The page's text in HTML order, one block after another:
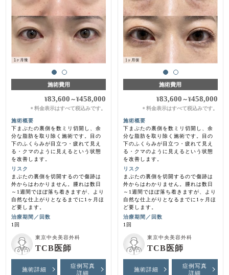
施術費用
¥83,600 ～¥458,000
＊料金表示はすべて税込みです。
施術概要
下まぶたの裏側を数ミリ切開し、余
分な脂肪を取り除く施術です。目の
下のふくらみが目立つ・疲れて見え
る・クマのように見えるという状態
を改善します。
リスク
まぶたの裏側を切開するので傷跡は
外からはわかりません。腫れは数日
～1週間でほぼ落ち着きますが、より
自然な仕上がりとなるまでに1ヶ月ほ
ど要します。
治療期間／回数
1回
東京中央美容外科
TCB医師
施術詳細
症例写真
詳細
施術費用
¥83,600 ～¥458,000
＊ 料金表示はすべて税込みです。
施術概要
下まぶたの裏側を数ミリ切開し、余
分な脂肪を取り除く施術です。目の
下のふくらみが目立つ・疲れて見え
る・クマのように見えるという状態
を改善します。
リスク
まぶたの裏側を切開するので傷跡は
外からはわかりません。腫れは数日
～1週間でほぼ落ち着きますが、より
自然な仕上がりとなるまでに1ヶ月ほ
ど要します。
治療期間／回数
1回
東京中央美容外科
TCB医師
施術詳細
症例写真
詳細